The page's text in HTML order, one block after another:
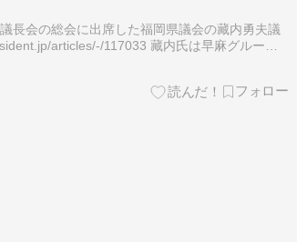
長会の総会に出席した福岡県議会の藏内勇夫議
articles/-/117033 藏内氏は早麻グループ